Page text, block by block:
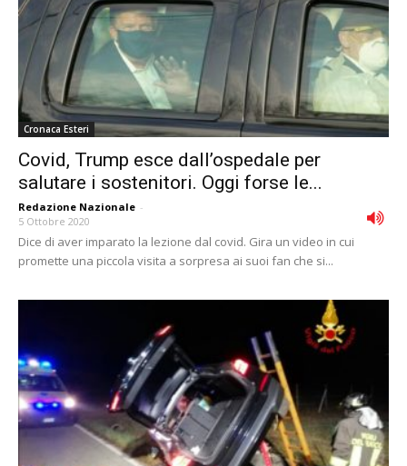
Cronaca Esteri
Covid, Trump esce dall’ospedale per
salutare i sostenitori. Oggi forse le...
Redazione Nazionale -
5 Ottobre 2020
Dice di aver imparato la lezione dal covid. Gira un video in cui
promette una piccola visita a sorpresa ai suoi fan che si...